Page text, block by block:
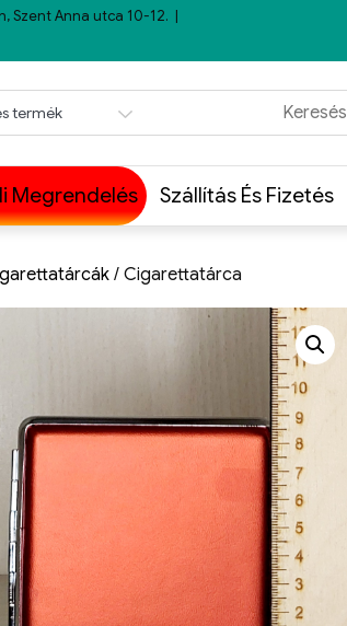
Szent Anna utca 10-12.
Megrendelés Szállítás És Fizetés
/ Cigarettatárca